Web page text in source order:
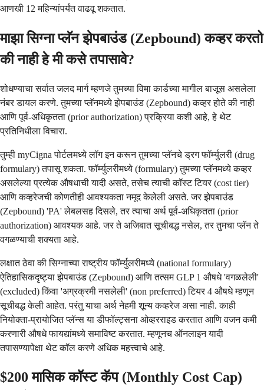
आणखी 12 महिन्यांपर्यंत वाढवू शकतात.
माझा सिग्ना प्लॅन झेपबाउंड (Zepbound) कव्हर करतो
की नाही हे मी कसे तपासावे?
शोधण्याचा सर्वात जलद मार्ग म्हणजे तुमच्या विमा कार्डच्या मागील बाजूस असलेला
नंबर डायल करणे. तुमच्या प्लॅनमध्ये झेपबाउंड (Zepbound) कव्हर होते की नाही
आणि पूर्व-अधिकृतता (prior authorization) प्रक्रिया कशी आहे, हे थेट
प्रतिनिधीला विचारा.
तुम्ही myCigna पोर्टलमध्ये लॉग इन करून तुमच्या प्लॅनचे ड्रग फॉर्म्युलरी (drug
formulary) तपासू शकता. फॉर्म्युलरीमध्ये (formulary) तुमच्या प्लॅनमध्ये कव्हर
असलेल्या प्रत्येक औषधाची यादी असते, तसेच त्याची कॉस्ट टियर (cost tier)
आणि कव्हरेजची कोणतीही आवश्यकता नमूद केलेली असते. जर झेपबाउंड
(Zepbound) 'PA' लेबलसह दिसले, तर त्याचा अर्थ पूर्व-अधिकृतता (prior
authorization) आवश्यक आहे. जर ते अजिबात सूचीबद्ध नसेल, तर तुमचा प्लॅन ते
वगळण्याची शक्यता आहे.
लक्षात ठेवा की सिग्नाच्या राष्ट्रीय फॉर्म्युलरीमध्ये (national formulary)
ऐतिहासिकदृष्ट्या झेपबाउंड (Zepbound) आणि तत्सम GLP 1 औषधे 'वगळलेली'
(excluded) किंवा 'अग्रक्रमी नसलेली' (non preferred) टियर 4 औषधे म्हणून
सूचीबद्ध केली आहेत. परंतु याचा अर्थ नेहमी शून्य कव्हरेज असा नाही. काही
नियोक्ता-प्रायोजित प्लॅन्स या डीफॉल्ट्सना ओव्हरराइड करतात आणि वजन कमी
करणारी औषधे फायद्यांमध्ये समाविष्ट करतात. म्हणूनच ऑनलाइन यादी
तपासण्यापेक्षा थेट कॉल करणे अधिक महत्त्वाचे आहे.
$200 मासिक कॉस्ट कॅप (Monthly Cost Cap)